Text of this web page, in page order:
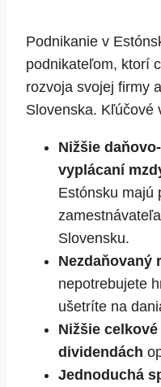
Podnikanie v
podnikateľom, ktorí
rozvoja svojej firmy
Slovenska. Kľúčové
Nižšie
vyplácaní
Estónsku majú
Slovensku.
Nezdaňovaný
nepotrebujete
ušetríte na
Nižšie
dividendách
Jednoduchá